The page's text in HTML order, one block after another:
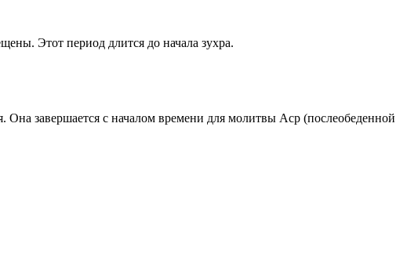
Этот период длится до начала зухра.
Она завершается с началом времени для молитвы Аср (послеобеденной